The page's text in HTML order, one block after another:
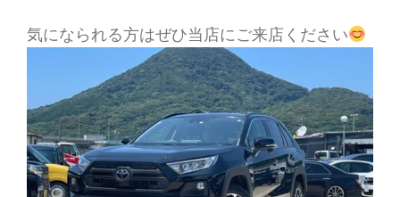
気になられる方はぜひ当店にご来店ください